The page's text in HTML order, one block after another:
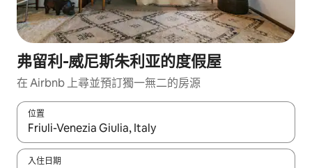
弗留利-威尼斯朱利亚的度假屋
在 Airbnb 上尋並預訂獨一無二的房源
位置
如有搜尋結果，瀏覽內容時請使用上下箭頭，或輕點、滑動裝置。
入住日期